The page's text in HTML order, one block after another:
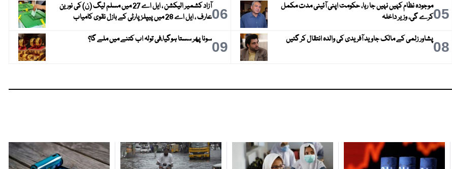
05موجودہ نظام کہیں نہیں جا رہا، حکومت اپنی آئینی مدت مکمل
کرے گی، وزیر داخلہ
06
آزاد کشمیر الیکشن ، ایل اے 27 میں مسلم لیگ (ن) کی نورین
عارف ، ایل اے 28 میں پیپلز پارٹی کے بازل نقوی کامیاب
08پشاور زلمی کے مالک جاوید آفریدی کی والدہ انتقال کر گئیں 09سونا پھر سستا ہوگیا،فی تولہ اب کتنے میں ملے گا؟